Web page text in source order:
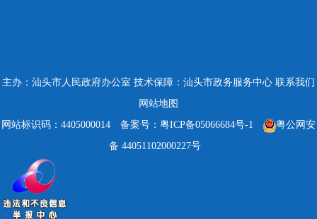
主办：汕头市人民政府办公室 技术保障：汕头市政务服务中心 联系我们
网站地图
网站标识码：4405000014
备案号：粤ICP备05066684号-1
粤公网安
备 44051102000227号